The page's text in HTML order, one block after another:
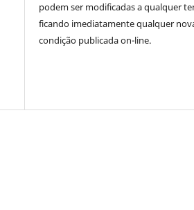
podem ser modificadas a qualquer
ficando imediatamente qualquer
condição publicada on-line.